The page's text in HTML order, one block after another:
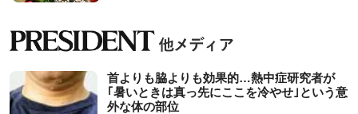
首よりも脇よりも効果的…熱中症研究者が
｢暑いときは真っ先にここを冷やせ｣という意
外な体の部位